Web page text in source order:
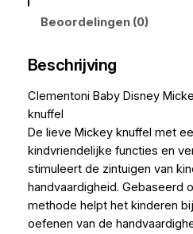
Beoordelingen (0)
Beschrijving
Clementoni Baby Disney
knuffel
De lieve Mickey knuffel met
kindvriendelijke functies en
stimuleert de zintuigen van
handvaardigheid. Gebaseerd
methode helpt het kinderen
oefenen van de